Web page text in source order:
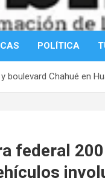
POLÍTICA
boulevard Chahué en
federal